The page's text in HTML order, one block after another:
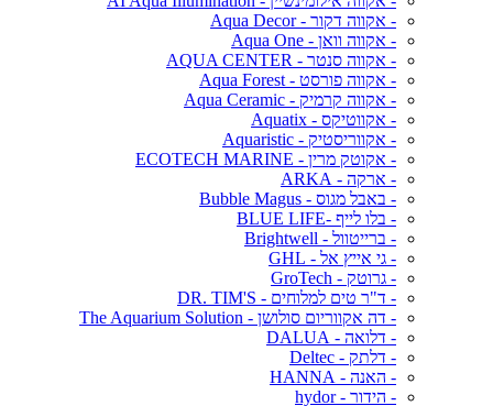
- אקווה דקור - Aqua Decor
- אקווה וואן - Aqua One
- אקווה סנטר - AQUA CENTER
- אקווה פורסט - Aqua Forest
- אקווה קרמיק - Aqua Ceramic
- אקווטיקס - Aquatix
- אקווריסטיק - Aquaristic
- אקוטק מרין - ECOTECH MARINE
- ארקה - ARKA
- באבל מגוס - Bubble Magus
- בלו לייף -BLUE LIFE
- ברייטוול - Brightwell
- גי אייץ אל - GHL
- גרוטק - GroTech
- ד"ר טים למלוחים - DR. TIM'S
- דה אקווריום סולושן - The Aquarium Solution
- דלואה - DALUA
- דלתק - Deltec
- האנה - HANNA
- הידור - hydor